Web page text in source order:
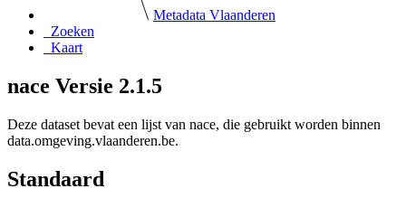
Metadata Vlaanderen
Zoeken
Kaart
nace Versie 2.1.5
Deze dataset bevat een lijst van nace, die gebruikt worden binnen
data.omgeving.vlaanderen.be.
Standaard